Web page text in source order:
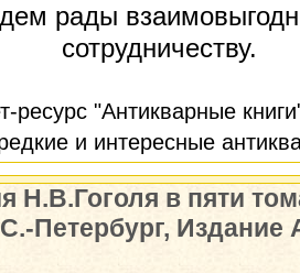
рады
сотрудничеству.
ресурс "Антикварные
и интересные
Н.В.Гоголя в пяти
Петербург,